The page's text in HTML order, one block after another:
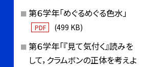
第６学年「めぐるめぐる色水」
PDF (499 KB)
第６学年「『見て気付く』読みを
して，クラムボンの正体を考えよ